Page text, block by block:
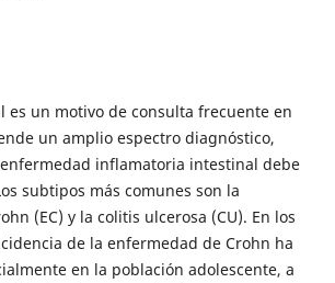
es un motivo de consulta frecuente en
un amplio espectro diagnóstico,
inflamatoria intestinal debe
subtipos más comunes son la
(EC) y la colitis ulcerosa (CU). En los
de la enfermedad de Crohn ha
en la población adolescente, a